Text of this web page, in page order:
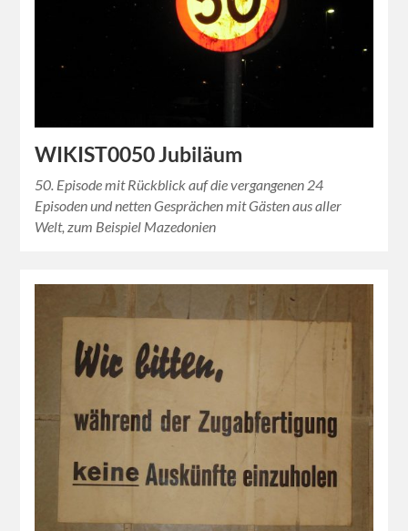
WIKIST0050 Jubiläum
50. Episode mit Rückblick auf die vergangenen 24
Episoden und netten Gesprächen mit Gästen aus aller
Welt, zum Beispiel Mazedonien